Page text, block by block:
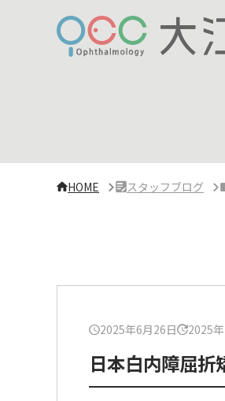
HOME スタッフブログ
2025年6月26日 2025
日本白内障屈